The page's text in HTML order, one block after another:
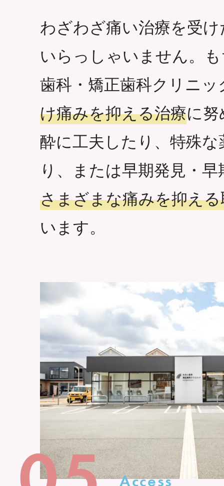
わざわざ痛い治療を受
いらっしゃいません。
歯科・矯正歯科クリニッ
け痛みを抑える治療に
酔に工夫したり、特殊
り、または早期発見・
さまざまな痛みを抑え
います。
Access